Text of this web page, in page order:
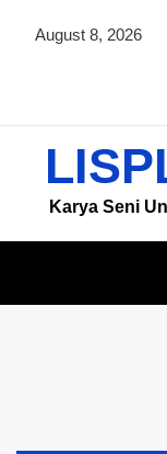
August 8, 2026
Karya Seni